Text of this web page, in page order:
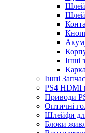
Інші
Інші
PS4 HDMI
Приводи
Оптичні
Шлейфи
Блоки